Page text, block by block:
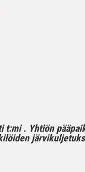
. Yhtiön